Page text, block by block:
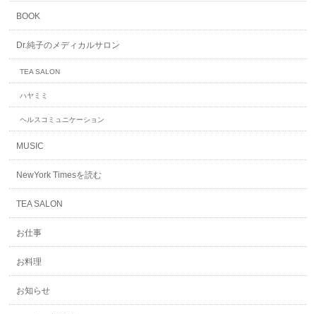
BOOK
Dr.純子のメディカルサロン
TEA SALON
ハヤミミ
ヘルスコミュニケーション
MUSIC
NewYork Timesを読む
TEA SALON
お仕事
お料理
お知らせ